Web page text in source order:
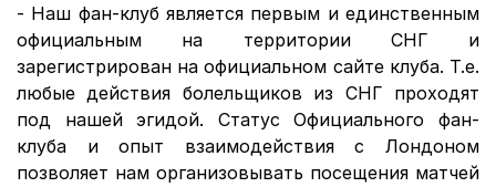
- Наш фан-клуб является первым и единственным
официальным на территории СНГ и
зарегистрирован на официальном сайте клуба. Т.е.
любые действия болельщиков из СНГ проходят
под нашей эгидой. Статус Официального фан-
клуба и опыт взаимодействия с Лондоном
позволяет нам организовывать посещения матчей